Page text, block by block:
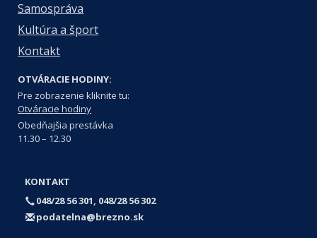
Samospráva
Kultúra a šport
Kontakt
OTVÁRACIE HODINY:
Pre zobrazenie kliknite tu:
Otváracie hodiny
Obedňajšia prestávka
11.30 – 12.30
KONTAKT
048/28 56 301, 048/28 56 302
podatelna@brezno.sk